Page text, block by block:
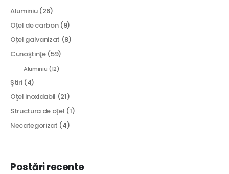
Aluminiu(26)
Oțel de carbon(9)
Oțel galvanizat (8)
Cunoştinţe(59)
Aluminiu (12)
Ştiri(4)
Oţel inoxidabil (21)
Structura de oțel (1)
Necategorizat (4)
Postări recente